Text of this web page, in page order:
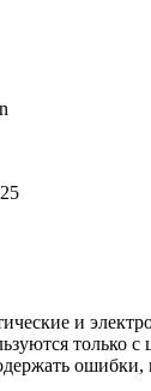
и
только
ошибки,